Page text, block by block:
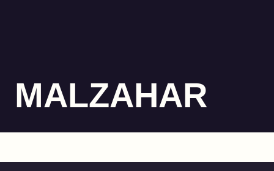
MALZAHAR